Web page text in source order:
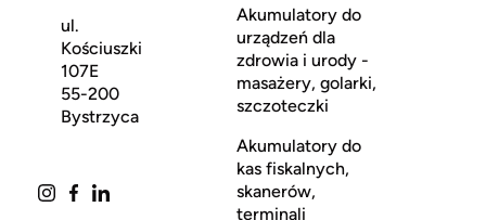
ul.
Kościuszki
107E
55-200
Bystrzyca
Akumulatory do
urządzeń dla
zdrowia i urody -
masażery, golarki,
szczoteczki
Akumulatory do
kas fiskalnych,
skanerów,
terminali